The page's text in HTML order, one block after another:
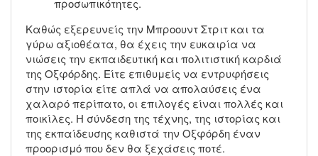
προσωπικότητες.
Καθώς εξερευνείς την Μπροουντ Στριτ και τα
γύρω αξιοθέατα, θα έχεις την ευκαιρία να
νιώσεις την εκπαιδευτική και πολιτιστική καρδιά
της Οξφόρδης. Είτε επιθυμείς να εντρυφήσεις
στην ιστορία είτε απλά να απολαύσεις ένα
χαλαρό περίπατο, οι επιλογές είναι πολλές και
ποικίλες. Η σύνδεση της τέχνης, της ιστορίας και
της εκπαίδευσης καθιστά την Οξφόρδη έναν
προορισμό που δεν θα ξεχάσεις ποτέ.